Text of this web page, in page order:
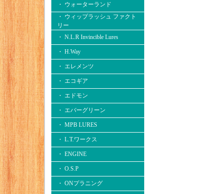
・ ウォーターランド
・ ウィップラッシュ ファクト
リー
・ N.L.R Invincible Lures
・ H.Way
・ エレメンツ
・ エコギア
・ エドモン
・ エバーグリーン
・ MPB LURES
・ L.T.ワークス
・ ENGINE
・ O.S.P
・ ONプラニング